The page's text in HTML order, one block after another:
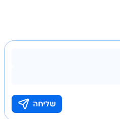
בשליחת התגובה אני מסכים לתנאי השימוש